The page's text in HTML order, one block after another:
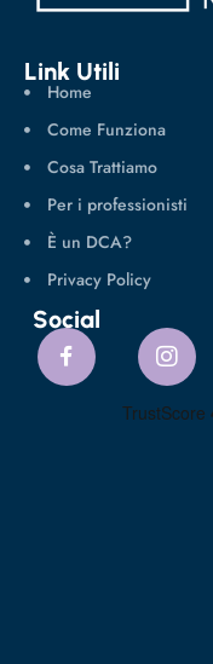
Link Utili
Home
Come Funziona
Cosa Trattiamo
Per i professionisti
È un DCA?
Privacy Policy
Social